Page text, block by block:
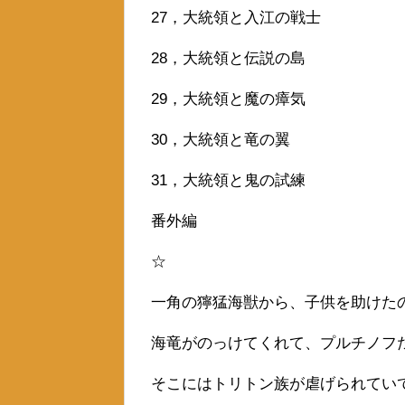
27，大統領と入江の戦士
28，大統領と伝説の島
29，大統領と魔の瘴気
30，大統領と竜の翼
31，大統領と鬼の試練
番外編
☆
一角の獰猛海獣から、子供を助けた
海竜がのっけてくれて、プルチノフ
そこにはトリトン族が虐げられてい